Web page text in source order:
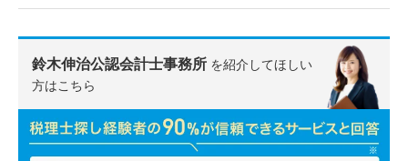
鈴木伸治公認会計士事務所 を紹介してほしい
方はこちら